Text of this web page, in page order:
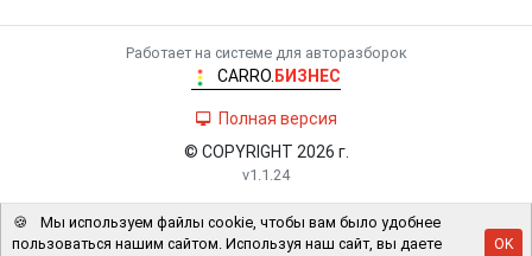
Работает на системе для авторазборок
CARRO. БИЗНЕС
Полная версия
© COPYRIGHT 2026 г.
v1.1.24
🍪
Мы используем файлы cookie, чтобы вам было удобнее
пользоваться нашим сайтом. Используя наш сайт, вы даете
OK